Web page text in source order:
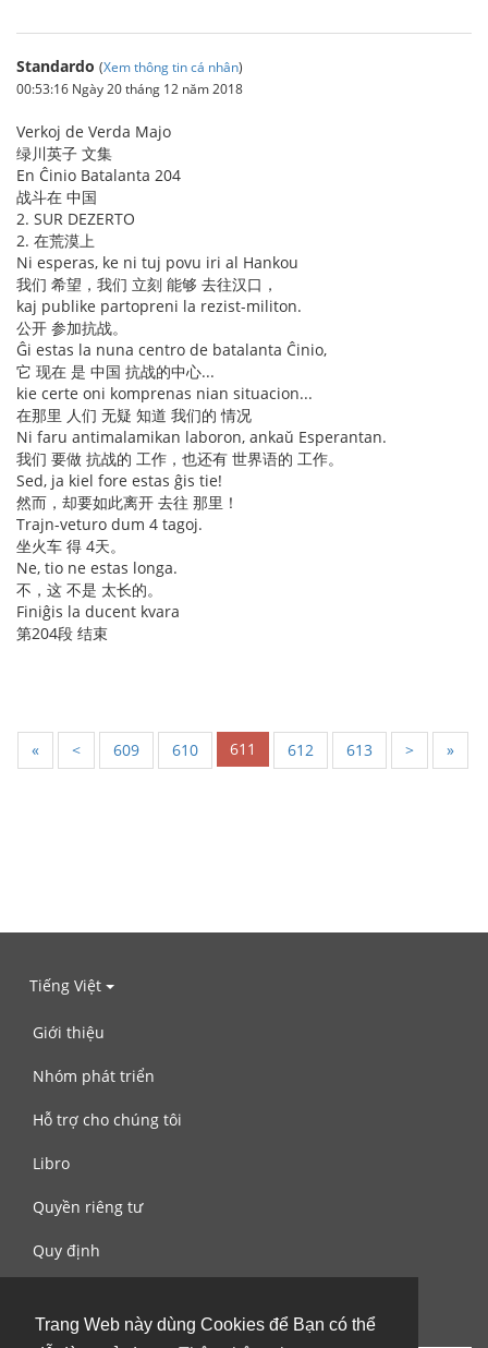
Trang Web này dùng Cookies để Bạn có thể
Standardo (Xem thông tin cá nhân)
00:53:16 Ngày 20 tháng 12 năm 2018
Verkoj de Verda Majo
绿川英子 文集
En Ĉinio Batalanta 204
战斗在 中国
2. SUR DEZERTO
2. 在荒漠上
Ni esperas, ke ni tuj povu iri al Hankou
我们 希望，我们 立刻 能够 去往汉口，
kaj publike partopreni la rezist-militon.
公开 参加抗战。
Ĝi estas la nuna centro de batalanta Ĉinio,
它 现在 是 中国 抗战的中心...
kie certe oni komprenas nian situacion...
在那里 人们 无疑 知道 我们的 情况
Ni faru antimalamikan laboron, ankaŭ Esperantan.
我们 要做 抗战的 工作，也还有 世界语的 工作。
Sed, ja kiel fore estas ĝis tie!
然而，却要如此离开 去往 那里！
Trajn-veturo dum 4 tagoj.
坐火车 得 4天。
Ne, tio ne estas longa.
不，这 不是 太长的。
Finiĝis la ducent kvara
第204段 结束
« < 609 610 611 612 613 > »
Tiếng Việt
Giới thiệu
Nhóm phát triển
Hỗ trợ cho chúng tôi
Libro
Quyền riêng tư
Quy định